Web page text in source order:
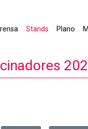
Stands Plano